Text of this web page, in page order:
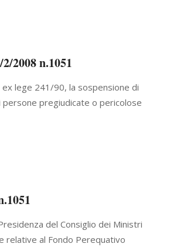
2008 n.1051
lege 241/90, la sospensione di
persone pregiudicate o pericolose
del Consiglio dei Ministri
relative al Fondo Perequativo